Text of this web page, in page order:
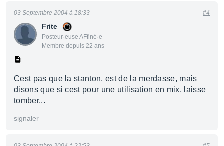
Frite
Posteur·euse AFfiné·e
Membre depuis 22 ans
03 Septembre 2004 à 18:33 #4
Cest pas que la stanton, est de la merdasse, mais
disons que si cest pour une utilisation en mix, laisse
tomber...
signaler